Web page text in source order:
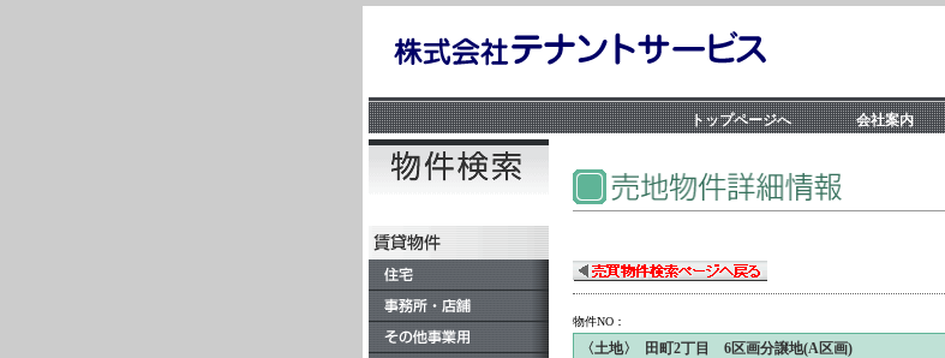
トップページへ 会社案内
物件NO：
〈土地〉 田町2丁目 6区画分譲地(A区画)